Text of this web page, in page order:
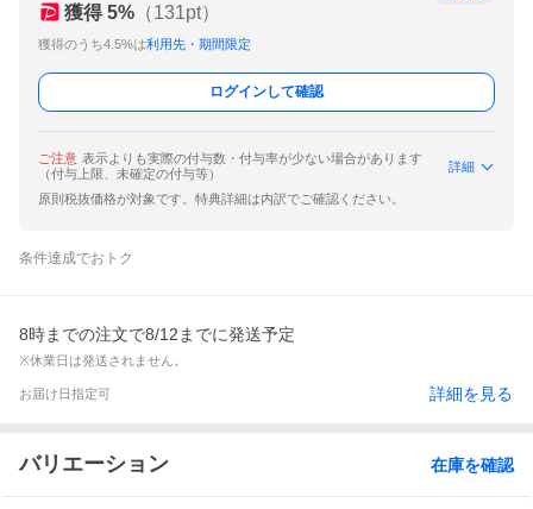
獲得 5% （131pt）
獲得のうち4.5%は利用先・期間限定
ログインして確認
ご注意 表示よりも実際の付与数・付与率が少ない場合があります
（付与上限、未確定の付与等）
詳細
原則税抜価格が対象です。特典詳細は内訳でご確認ください。
条件達成でおトク
8時までの注文で8/12までに発送予定
※休業日は発送されません。
お届け日指定可 詳細を見る
バリエーション 在庫を確認